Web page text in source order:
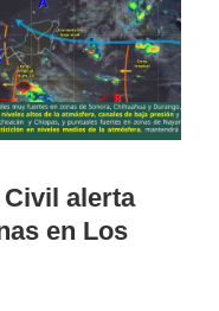
alerta
en Los